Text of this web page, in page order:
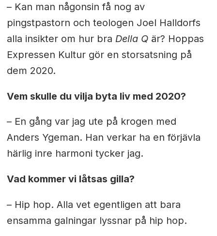
– Kan man någonsin få nog av
pingstpastorn och teologen Joel Halldorfs
alla insikter om hur bra Della Qär? Hoppas
Expressen Kultur gör en storsatsning på
dem 2020.
Vem skulle du vilja byta liv med 2020?
– En gång var jag ute på krogen med
Anders Ygeman. Han verkar ha en förjävla
härlig inre harmoni tycker jag.
Vad kommer vi låtsas gilla?
– Hip hop. Alla vet egentligen att bara
ensamma galningar lyssnar på hip hop.